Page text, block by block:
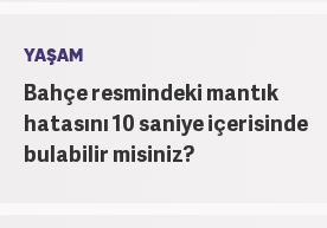
YAŞAM
Bahçe resmindeki mantık
hatasını 10 saniye içerisinde
bulabilir misiniz?